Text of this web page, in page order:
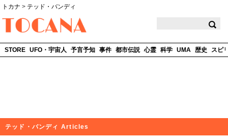
トカナ > テッド・バンディ
STORE UFO・宇宙人 予言予知 事件 都市伝説 心霊 科学 UMA 歴史 スピ
テッド・バンディ Articles